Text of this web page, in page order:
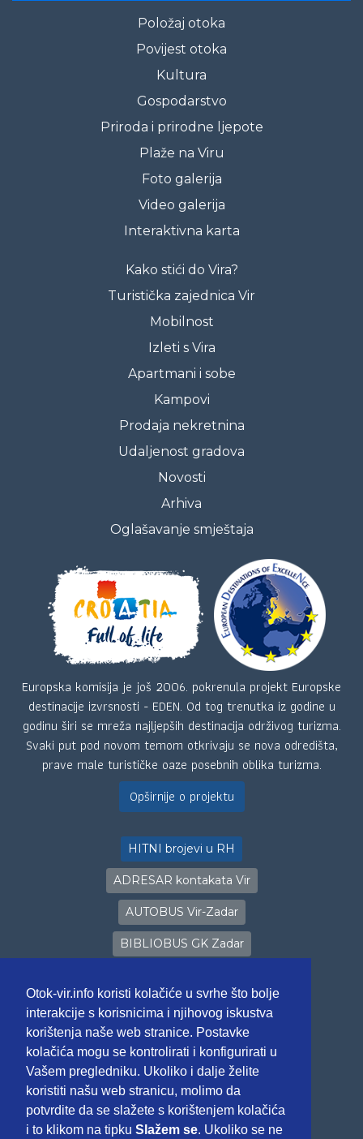
Otok-vir.info koristi kolačiće u svrhe što bolje
interakcije s korisnicima i njihovog iskustva
korištenja naše web stranice. Postavke
kolačića mogu se kontrolirati i konfigurirati u
Vašem pregledniku. Ukoliko i dalje želite
koristiti našu web stranicu, molimo da
potvrdite da se slažete s korištenjem kolačića
i to klikom na tipku Slažem se. Ukoliko se ne
Položaj otoka
Povijest otoka
Kultura
Gospodarstvo
Priroda i prirodne ljepote
Plaže na Viru
Foto galerija
Video galerija
Interaktivna karta
Kako stići do Vira?
Turistička zajednica Vir
Mobilnost
Izleti s Vira
Apartmani i sobe
Kampovi
Prodaja nekretnina
Udaljenost gradova
Novosti
Arhiva
Oglašavanje smještaja
Europska komisija je još 2006. pokrenula projekt Europske
destinacije izvrsnosti - EDEN. Od tog trenutka iz godine u
godinu širi se mreža najljepših destinacija održivog turizma.
Svaki put pod novom temom otkrivaju se nova odredišta,
prave male turističke oaze posebnih oblika turizma.
Opširnije o projektu
HITNI brojevi u RH
ADRESAR kontakata Vir
AUTOBUS Vir-Zadar
BIBLIOBUS GK Zadar
LIVE Stream kamere
PRIJAVA u eVisitor
Poveznice